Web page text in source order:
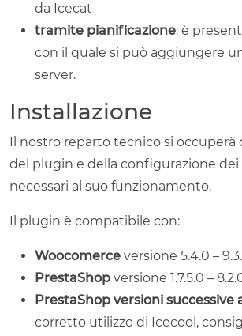
da Icecat
tramite pianificazione: è
con il quale si può aggiungere
server.
Installazione
Il nostro reparto tecnico si occuperà
del plugin e della configurazione
necessari al suo funzionamento.
Il plugin è compatibile con:
Woocomerce versione 5.4.0 –
PrestaShop versione 1.7.5.0 –
PrestaShop versioni successive
corretto utilizzo di Icecool,